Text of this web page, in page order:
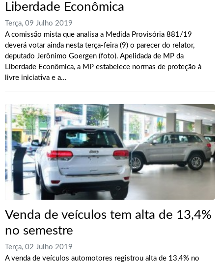
Liberdade Econômica
Terça, 09 Julho 2019
A comissão mista que analisa a Medida Provisória 881/19
deverá votar ainda nesta terça-feira (9) o parecer do relator,
deputado Jerônimo Goergen (foto). Apelidada de MP da
Liberdade Econômica, a MP estabelece normas de proteção à
livre iniciativa e a...
Venda de veículos tem alta de 13,4%
no semestre
Terça, 02 Julho 2019
A venda de veículos automotores registrou alta de 13,4% no